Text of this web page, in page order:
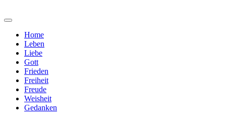
Home
Leben
Liebe
Gott
Frieden
Freiheit
Freude
Weisheit
Gedanken